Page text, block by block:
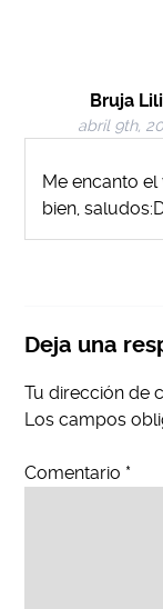
Bruja
abril 9th,
Me encanto
bien,
Deja una
Tu dirección de
Los campos
Comentario *